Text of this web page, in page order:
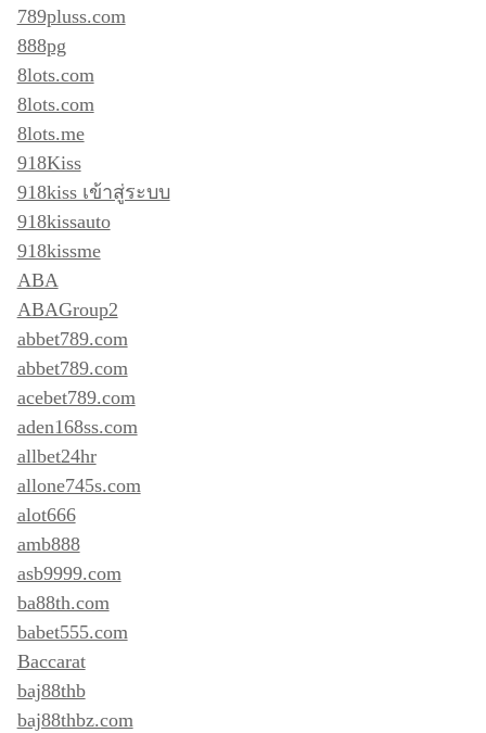
789pluss.com
888pg
8lots.com
8lots.com
8lots.me
918Kiss
918kiss เข้าสู่ระบบ
918kissauto
918kissme
ABA
ABAGroup2
abbet789.com
abbet789.com
acebet789.com
aden168ss.com
allbet24hr
allone745s.com
alot666
amb888
asb9999.com
ba88th.com
babet555.com
Baccarat
baj88thb
baj88thbz.com